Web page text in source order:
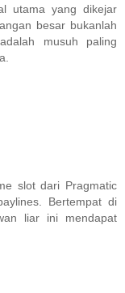
utama yang dikejar
besar bukanlah
musuh paling
slot dari Pragmatic
Bertempat di
liar ini mendapat